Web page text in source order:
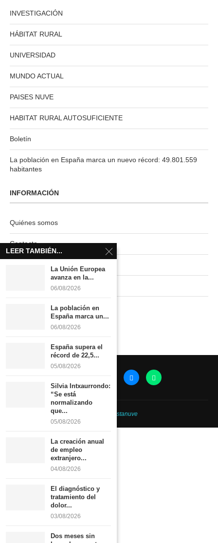
INVESTIGACIÓN
HÁBITAT RURAL
UNIVERSIDAD
MUNDO ACTUAL
PAISES NUVE
HABITAT RURAL AUTOSUFICIENTE
Boletín
La población en España marca un nuevo récord: 49.801.559
habitantes
INFORMACIÓN
Quiénes somos
Contacto
Publicidad tarifas
Política de privacidad
Revistanuve
LEER TAMBIÉN...
La Unión Europea
avanza en la...
06/08/2026
La población en
España marca un...
06/08/2026
España supera el
récord de 22,5...
05/08/2026
Silvia Intxaurrondo:
“Se está
normalizando
que...
05/08/2026
La creación anual
de empleo
extranjero...
04/08/2026
El diagnóstico y
tratamiento del
dolor...
03/08/2026
Dos meses sin